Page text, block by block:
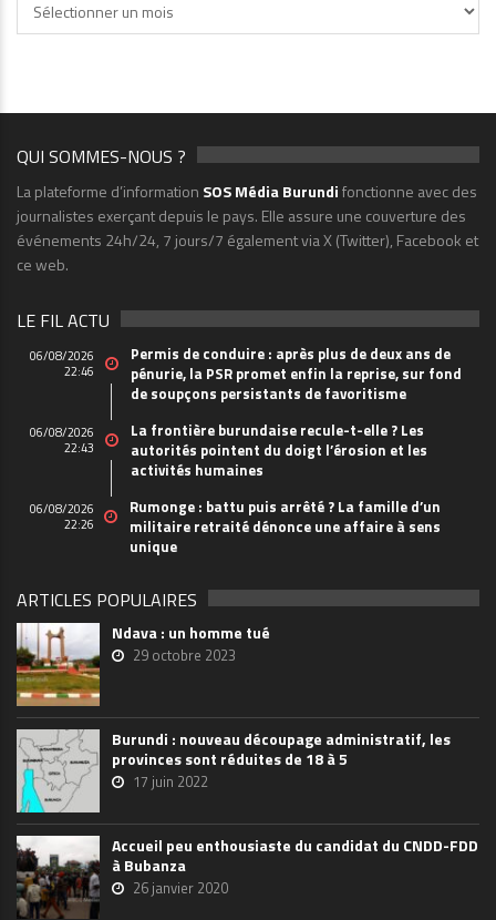
QUI SOMMES-NOUS ?
La plateforme d’information SOS Média Burundifonctionne avec des
journalistes exerçant depuis le pays. Elle assure une couverture des
événements 24h/24, 7 jours/7 également via X (Twitter), Facebook et
ce web.
LE FIL ACTU
06/08/2026
22:46
Permis de conduire : après plus de deux ans de
pénurie, la PSR promet enfin la reprise, sur fond
de soupçons persistants de favoritisme
06/08/2026
22:43
La frontière burundaise recule-t-elle ? Les
autorités pointent du doigt l’érosion et les
activités humaines
06/08/2026
22:26
Rumonge : battu puis arrêté ? La famille d’un
militaire retraité dénonce une affaire à sens
unique
ARTICLES POPULAIRES
Ndava : un homme tué
29 octobre 2023
Burundi : nouveau découpage administratif, les
provinces sont réduites de 18 à 5
17 juin 2022
Accueil peu enthousiaste du candidat du CNDD-FDD
à Bubanza
26 janvier 2020